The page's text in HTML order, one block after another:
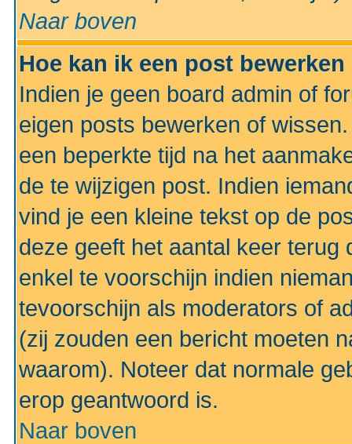
Naar boven
Hoe kan ik een post
Indien je geen board admin of
eigen posts bewerken of
een beperkte tijd na het
de te wijzigen post. Indien
vind je een kleine tekst op de
deze geeft het aantal keer terug
enkel te voorschijn indien
tevoorschijn als moderators of
(zij zouden een bericht moeten
waarom). Noteer dat normale
erop geantwoord is.
Naar boven